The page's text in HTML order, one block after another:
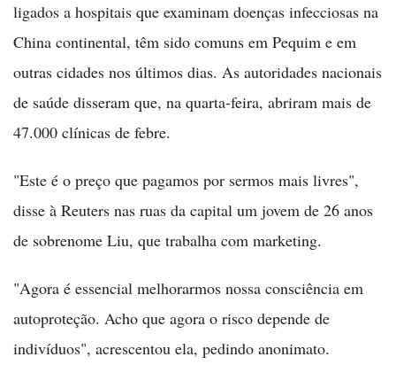
ligados a hospitais que examinam doenças infecciosas na
China continental, têm sido comuns em Pequim e em
outras cidades nos últimos dias. As autoridades nacionais
de saúde disseram que, na quarta-feira, abriram mais de
47.000 clínicas de febre.
"Este é o preço que pagamos por sermos mais livres",
disse à Reuters nas ruas da capital um jovem de 26 anos
de sobrenome Liu, que trabalha com marketing.
"Agora é essencial melhorarmos nossa consciência em
autoproteção. Acho que agora o risco depende de
indivíduos", acrescentou ela, pedindo anonimato.